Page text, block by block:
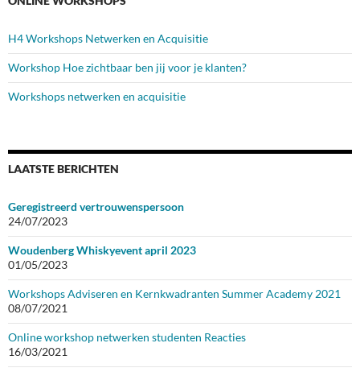
H4 Workshops Netwerken en Acquisitie
Workshop Hoe zichtbaar ben jij voor je klanten?
Workshops netwerken en acquisitie
LAATSTE BERICHTEN
Geregistreerd vertrouwenspersoon
24/07/2023
Woudenberg Whiskyevent april 2023
01/05/2023
Workshops Adviseren en Kernkwadranten Summer Academy 2021
08/07/2021
Online workshop netwerken studenten Reacties
16/03/2021